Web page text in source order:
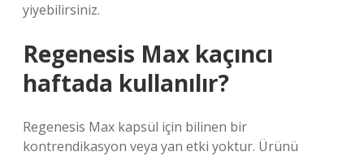
yiyebilirsiniz.
Regenesis Max kaçıncı
haftada kullanılır?
Regenesis Max kapsül için bilinen bir
kontrendikasyon veya yan etki yoktur. Ürünü